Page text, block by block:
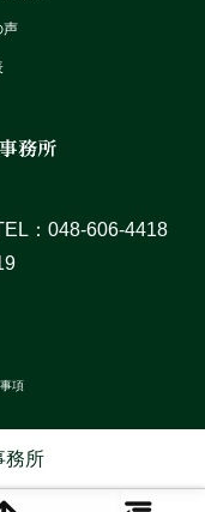
声
：048‐606-4418
項
務所